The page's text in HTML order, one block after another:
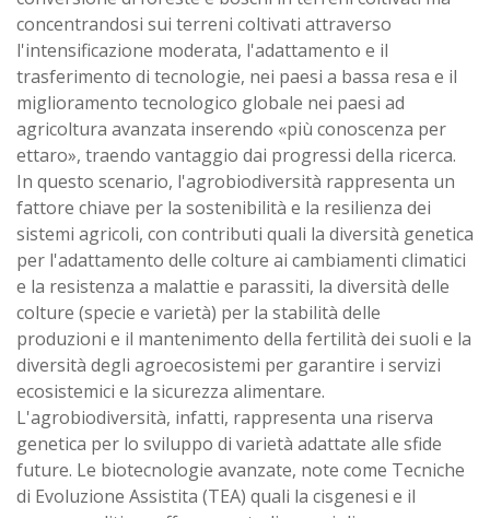
concentrandosi sui terreni coltivati attraverso
l'intensificazione moderata, l'adattamento e il
trasferimento di tecnologie, nei paesi a bassa resa e il
miglioramento tecnologico globale nei paesi ad
agricoltura avanzata inserendo «più conoscenza per
ettaro», traendo vantaggio dai progressi della ricerca.
In questo scenario, l'agrobiodiversità rappresenta un
fattore chiave per la sostenibilità e la resilienza dei
sistemi agricoli, con contributi quali la diversità genetica
per l'adattamento delle colture ai cambiamenti climatici
e la resistenza a malattie e parassiti, la diversità delle
colture (specie e varietà) per la stabilità delle
produzioni e il mantenimento della fertilità dei suoli e la
diversità degli agroecosistemi per garantire i servizi
ecosistemici e la sicurezza alimentare.
L'agrobiodiversità, infatti, rappresenta una riserva
genetica per lo sviluppo di varietà adattate alle sfide
future. Le biotecnologie avanzate, note come Tecniche
di Evoluzione Assistita (TEA) quali la cisgenesi e il